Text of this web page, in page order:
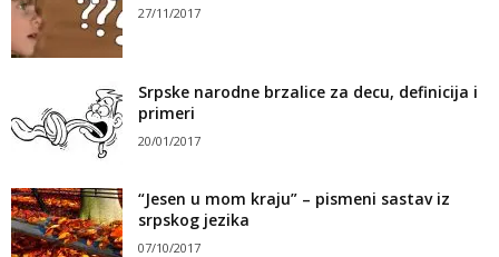
27/11/2017
Srpske narodne brzalice za decu, definicija i
primeri
20/01/2017
“Jesen u mom kraju” – pismeni sastav iz
srpskog jezika
07/10/2017